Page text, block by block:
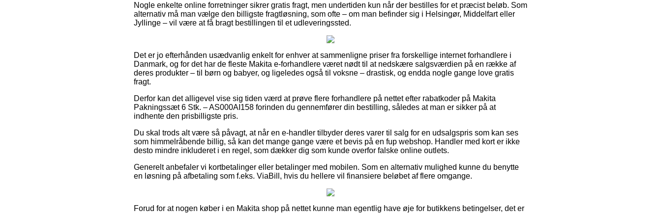
Nogle enkelte online forretninger sikrer gratis fragt, men undertiden kun når der bestilles for et præcist beløb. Som
alternativ må man vælge den billigste fragtløsning, som ofte – om man befinder sig i Helsingør, Middelfart eller
Jyllinge – vil være at få bragt bestillingen til et udleveringssted.
Det er jo efterhånden usædvanlig enkelt for enhver at sammenligne priser fra forskellige internet forhandlere i
Danmark, og for det har de fleste Makita e-forhandlere været nødt til at nedskære salgsværdien på en række af
deres produkter – til børn og babyer, og ligeledes også til voksne – drastisk, og endda nogle gange love gratis
fragt.
Derfor kan det alligevel vise sig tiden værd at prøve flere forhandlere på nettet efter rabatkoder på Makita
Pakningssæt 6 Stk. – AS000AI158 forinden du gennemfører din bestilling, således at man er sikker på at
indhente den prisbilligste pris.
Du skal trods alt være så påvagt, at når en e-handler tilbyder deres varer til salg for en udsalgspris som kan ses
som himmelråbende billig, så kan det mange gange være et bevis på en fup webshop. Handler med kort er ikke
desto mindre inkluderet i en regel, som dækker dig som kunde overfor falske online outlets.
Generelt anbefaler vi kortbetalinger eller betalinger med mobilen. Som en alternativ mulighed kunne du benytte
en løsning på afbetaling som f.eks. ViaBill, hvis du hellere vil finansiere beløbet af flere omgange.
Forud for at nogen køber i en Makita shop på nettet kunne man egentlig have øje for butikkens betingelser, det er